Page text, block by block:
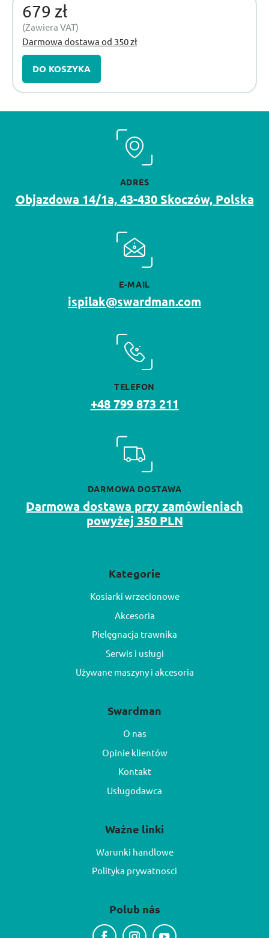
679 zł
(Zawiera VAT)
Darmowa dostawa od 350 zł
DO KOSZYKA
ADRES
Objazdowa 14/1a, 43-430 Skoczów, Polska
E-MAIL
ispilak@swardman.com
TELEFON
+48 799 873 211
DARMOWA DOSTAWA
Darmowa dostawa przy zamówieniach
powyżej 350 PLN
Kategorie
Kosiarki wrzecionowe
Akcesoria
Pielęgnacja trawnika
Serwis i usługi
Używane maszyny i akcesoria
Swardman
O nas
Opinie klientów
Kontakt
Usługodawca
Ważne linki
Warunki handlowe
Polityka prywatnosci
Polub nás